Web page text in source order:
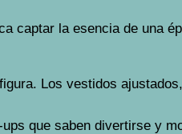
captar la esencia de una
Los vestidos
que saben divertirse y